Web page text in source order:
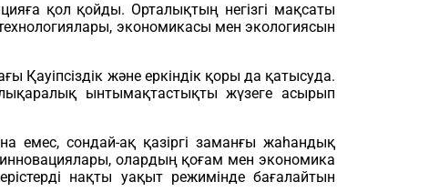
қол қойды. Орталықтың негізгі мақсаты
экономикасы мен экологиясын
Қауіпсіздік және еркіндік қоры да қатысуда.
ынтымақтастықты жүзеге асырып
емес, сондай-ақ қазіргі заманғы жаһандық
инновациялары, олардың қоғам мен экономика
нақты уақыт режимінде бағалайтын